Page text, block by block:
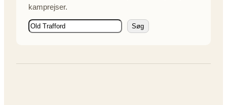
kamprejser.
S
Søg